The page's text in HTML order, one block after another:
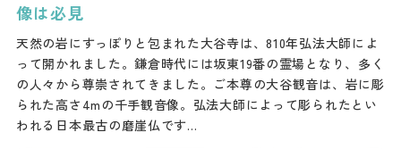
像は必見
天然の岩にすっぽりと包まれた大谷寺は、810年弘法大師によ
って開かれました。鎌倉時代には坂東19番の霊場となり、多く
の人々から尊崇されてきました。ご本尊の大谷観音は、岩に彫
られた高さ4mの千手観音像。弘法大師によって彫られたとい
われる日本最古の磨崖仏です…